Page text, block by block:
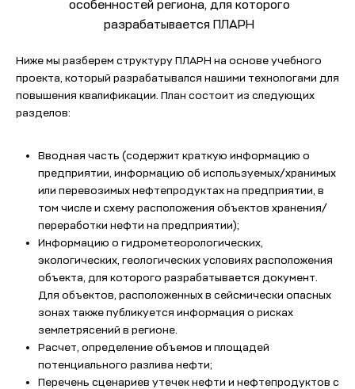
Ниже мы разберем структуру ПЛАРН на основе учебного
проекта, который разрабатывался нашими технологами для
повышения квалификации. План состоит из следующих
разделов:
Вводная часть (содержит краткую информацию о
предприятии, информацию об используемых/хранимых
или перевозимых нефтепродуктах на предприятии, в
том числе и схему расположения объектов хранения/
переработки нефти на предприятии);
Информацию о гидрометеорологических,
экологических, геологических условиях расположения
объекта, для которого разрабатывается документ.
Для объектов, расположенных в сейсмически опасных
зонах также публикуется информация о рисках
землетрясений в регионе.
Расчет, определение объемов и площадей
потенциального разлива нефти;
Перечень сценариев утечек нефти и нефтепродуктов с